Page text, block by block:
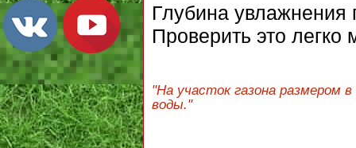
Глубина увлажнения
Проверить это
"На участок газона размером
воды."